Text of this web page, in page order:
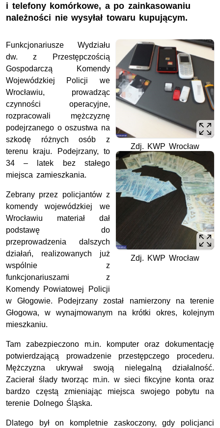
i telefony komórkowe, a po zainkasowaniu
należności nie wysyłał towaru kupującym.
Zdj. KWP Wrocław
Zdj. KWP Wrocław
Funkcjonariusze Wydziału
dw. z Przestępczością
Gospodarczą Komendy
Wojewódzkiej Policji we
Wrocławiu, prowadząc
czynności operacyjne,
rozpracowali mężczyznę
podejrzanego o oszustwa na
szkodę różnych osób z
terenu kraju. Podejrzany, to
34 – latek bez stałego
miejsca zamieszkania.
Zebrany przez policjantów z
komendy wojewódzkiej we
Wrocławiu materiał dał
podstawę do
przeprowadzenia dalszych
działań, realizowanych już
wspólnie z
funkcjonariuszami z
Komendy Powiatowej Policji
w Głogowie. Podejrzany został namierzony na terenie
Głogowa, w wynajmowanym na krótki okres, kolejnym
mieszkaniu.
Tam zabezpieczono m.in. komputer oraz dokumentację
potwierdzającą prowadzenie przestępczego procederu.
Mężczyzna ukrywał swoją nielegalną działalność.
Zacierał ślady tworząc m.in. w sieci fikcyjne konta oraz
bardzo częstą zmieniając miejsca swojego pobytu na
terenie Dolnego Śląska.
Dlatego był on kompletnie zaskoczony, gdy policjanci